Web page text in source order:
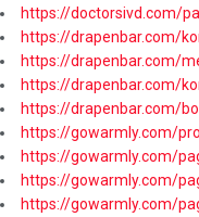
https://doctorsivd.com/
https://drapenbar.com/
https://drapenbar.com/
https://drapenbar.com/
https://drapenbar.com/
https://gowarmly.com/
https://gowarmly.com/
https://gowarmly.com/
https://gowarmly.com/